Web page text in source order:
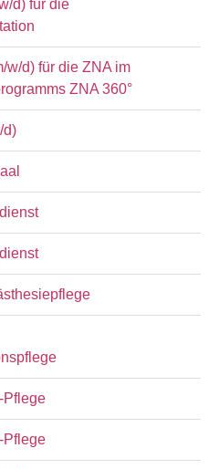
d) für die
w/d) für die ZNA im
ZNA 360°
d)
Pflege
Pflege